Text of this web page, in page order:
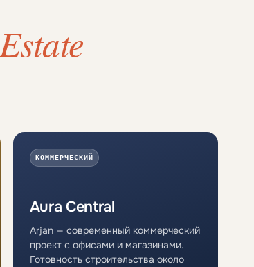
КОММЕРЧЕСКИЙ
Aura Central
Arjan — современный коммерческий
проект с офисами и магазинами.
Готовность строительства около